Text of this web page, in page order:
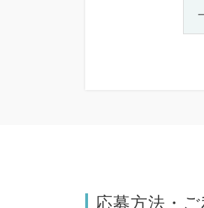
応募方法・